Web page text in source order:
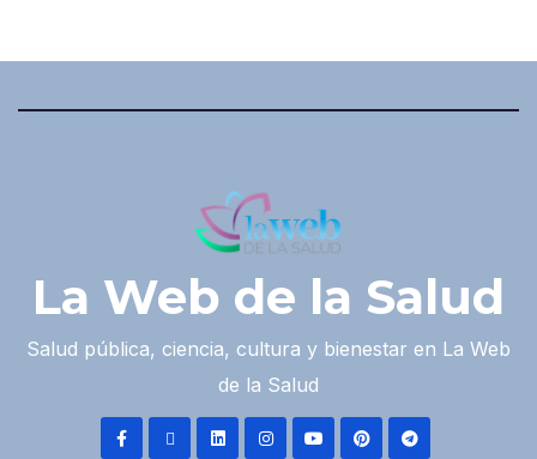
La Web de la Salud
Salud pública, ciencia, cultura y bienestar en La Web
de la Salud